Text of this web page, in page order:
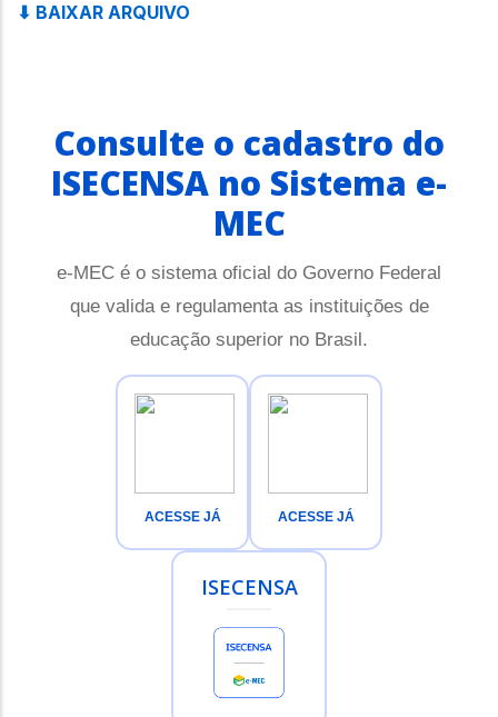
⬇ BAIXAR ARQUIVO
Consulte o cadastro do
ISECENSA no Sistema e-
MEC
e-MEC é o sistema oficial do Governo Federal
que valida e regulamenta as instituições de
educação superior no Brasil.
ACESSE JÁ ACESSE JÁ
ISECENSA